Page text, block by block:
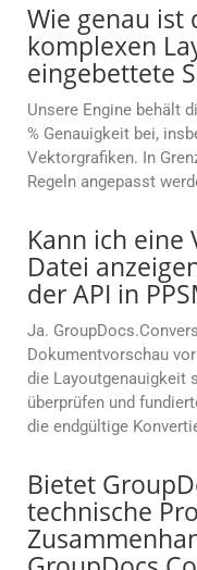
Wie genau ist
komplexen
eingebettete
Unsere Engine behält
% Genauigkeit bei,
Vektorgrafiken. In
Regeln angepasst
Kann ich eine
Datei
der API in
Ja.
Dokumentvorschau
die Layoutgenauigkeit
überprüfen und
die endgültige
Bietet
technische